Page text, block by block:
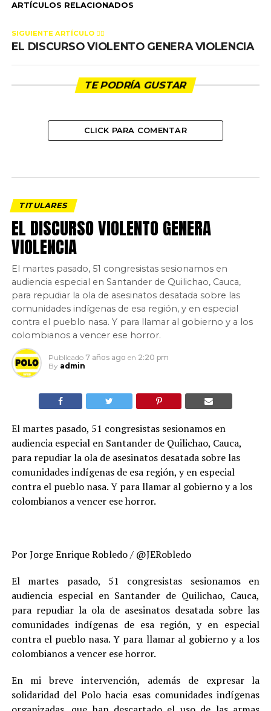
ARTÍCULOS RELACIONADOS
SIGUIENTE ARTÍCULO 👈🏻
EL DISCURSO VIOLENTO GENERA VIOLENCIA
TE PODRÍA GUSTAR
CLICK PARA COMENTAR
TITULARES
EL DISCURSO VIOLENTO GENERA
VIOLENCIA
El martes pasado, 51 congresistas sesionamos en
audiencia especial en Santander de Quilichao, Cauca,
para repudiar la ola de asesinatos desatada sobre las
comunidades indígenas de esa región, y en especial
contra el pueblo nasa. Y para llamar al gobierno y a los
colombianos a vencer ese horror.
Publicado 7 años ago en 2:20 pm
By admin
El martes pasado, 51 congresistas sesionamos en
audiencia especial en Santander de Quilichao, Cauca,
para repudiar la ola de asesinatos desatada sobre las
comunidades indígenas de esa región, y en especial
contra el pueblo nasa. Y para llamar al gobierno y a los
colombianos a vencer ese horror.
Por Jorge Enrique Robledo / @JERobledo
El martes pasado, 51 congresistas sesionamos en
audiencia especial en Santander de Quilichao, Cauca,
para repudiar la ola de asesinatos desatada sobre las
comunidades indígenas de esa región, y en especial
contra el pueblo nasa. Y para llamar al gobierno y a los
colombianos a vencer ese horror.
En mi breve intervención, además de expresar la
solidaridad del Polo hacia esas comunidades indígenas